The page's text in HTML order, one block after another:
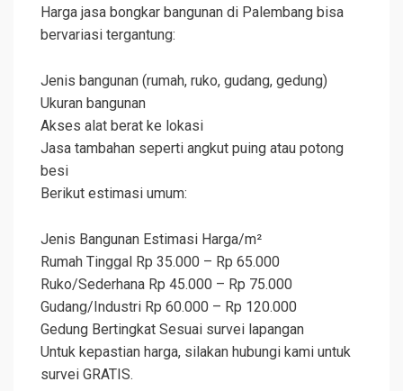
Harga jasa bongkar bangunan di Palembang bisa
bervariasi tergantung:
Jenis bangunan (rumah, ruko, gudang, gedung)
Ukuran bangunan
Akses alat berat ke lokasi
Jasa tambahan seperti angkut puing atau potong
besi
Berikut estimasi umum:
Jenis Bangunan Estimasi Harga/m²
Rumah Tinggal Rp 35.000 – Rp 65.000
Ruko/Sederhana Rp 45.000 – Rp 75.000
Gudang/Industri Rp 60.000 – Rp 120.000
Gedung Bertingkat Sesuai survei lapangan
Untuk kepastian harga, silakan hubungi kami untuk
survei GRATIS.